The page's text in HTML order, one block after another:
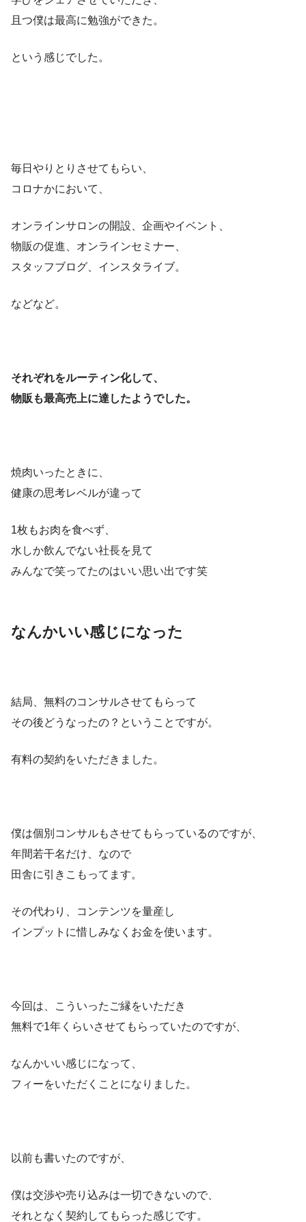
且つ僕は最高に勉強ができた。
という感じでした。
毎日やりとりさせてもらい、
コロナかにおいて、
オンラインサロンの開設、企画やイベント、
物販の促進、オンラインセミナー、
スタッフブログ、インスタライブ。
などなど。
それぞれをルーティン化して、
物販も最高売上に達したようでした。
焼肉いったときに、
健康の思考レベルが違って
1枚もお肉を食べず、
水しか飲んでない社長を見て
みんなで笑ってたのはいい思い出です笑
なんかいい感じになった
結局、無料のコンサルさせてもらって
その後どうなったの？ということですが。
有料の契約をいただきました。
僕は個別コンサルもさせてもらっているのですが、
年間若干名だけ、なので
田舎に引きこもってます。
その代わり、コンテンツを量産し
インプットに惜しみなくお金を使います。
今回は、こういったご縁をいただき
無料で1年くらいさせてもらっていたのですが、
なんかいい感じになって、
フィーをいただくことになりました。
以前も書いたのですが、
僕は交渉や売り込みは一切できないので、
それとなく契約してもらった感じです。